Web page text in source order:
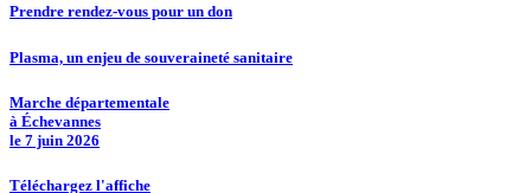
Prendre rendez-vous pour un don
Plasma, un enjeu de souveraineté sanitaire
Marche départementale
à Échevannes
le 7 juin 2026
Téléchargez l'affiche